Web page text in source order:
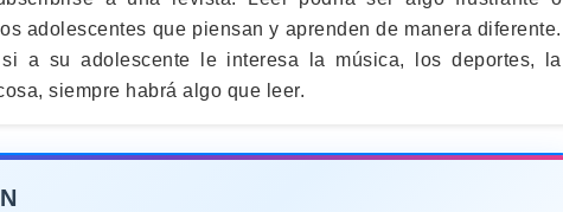
adolescentes que piensan y aprenden de manera diferente.
a su adolescente le interesa la música, los deportes, la
siempre habrá algo que leer.